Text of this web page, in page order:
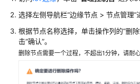
插
件
部
署
选择左侧导航栏“边缘节点 > 节点管理”
根据节点名称选择，单击操作列的“删
击“确认”。
删除节点需要一个过程，不超出1分钟，请耐心